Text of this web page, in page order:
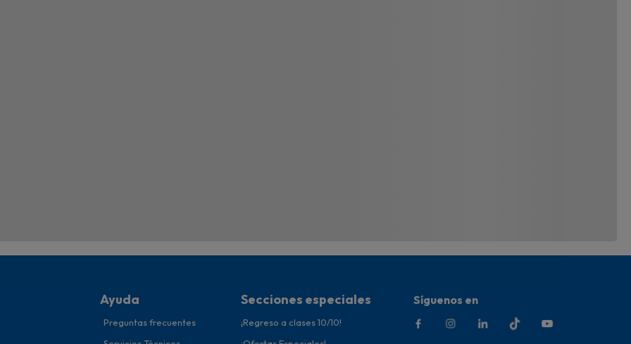
Ayuda
Preguntas frecuentes
Secciones especiales
¡Regreso a clases 10/10!
Síguenos en